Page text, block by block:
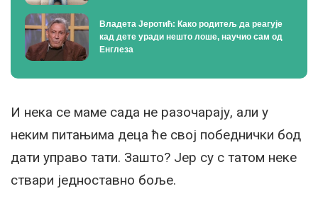
Владета Јеротић: Како родитељ да реагује
кад дете уради нешто лоше, научио сам од
Енглеза
И нека се маме сада не разочарају, али у
неким питањима деца ће свој победнички бод
дати управо тати. Зашто? Јер су с татом неке
ствари једноставно боље.